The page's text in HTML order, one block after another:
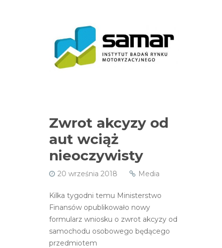
Zwrot akcyzy od
aut wciąż
nieoczywisty
20 września 2018 Media
Kilka tygodni temu Ministerstwo
Finansów opublikowało nowy
formularz wniosku o zwrot akcyzy od
samochodu osobowego będącego
przedmiotem